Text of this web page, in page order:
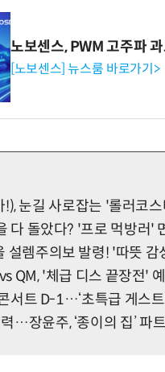
노보센스, PWM 고주파
[노보센스] 뉴스룸 바로가기>
눈길 사로잡는 '롤러코스
다 돌았다? '프로 먹방러'
설렘주의보 발령! '따뜻 감
QM, '체급 디스 끝장전'
서트 D-1…‘초특급 게스트
…장윤주, ‘종이의 집’ 파